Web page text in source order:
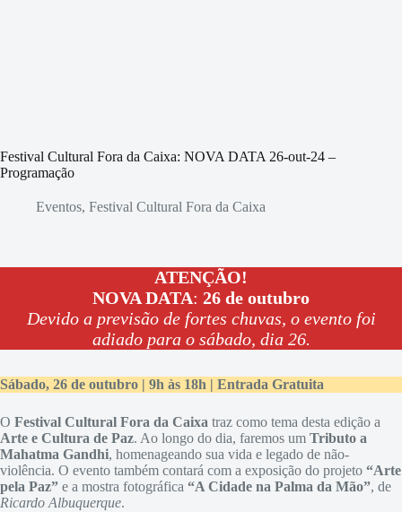
Festival Cultural Fora da Caixa: NOVA DATA 26-out-24 –
Programação
Eventos, Festival Cultural Fora da Caixa
ATENÇÃO!
NOVA DATA: 26 de outubro
Devido a previsão de fortes chuvas, o evento foi
adiado para o sábado, dia 26.
Sábado, 26 de outubro | 9h às 18h | Entrada Gratuita
O Festival Cultural Fora da Caixa traz como tema desta edição a
Arte e Cultura de Paz. Ao longo do dia, faremos um Tributo a
Mahatma Gandhi, homenageando sua vida e legado de não-
violência. O evento também contará com a exposição do projeto “Arte
pela Paz” e a mostra fotográfica “A Cidade na Palma da Mão”, de
Ricardo Albuquerque.